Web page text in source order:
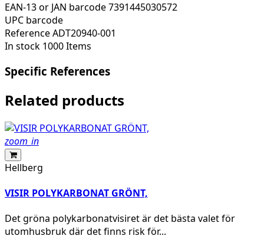
EAN-13 or JAN barcode7391445030572
UPC barcode
ReferenceADT20940-001
In stock 1000 Items
Specific References
Related products
zoom_in
Hellberg
VISIR POLYKARBONAT GRÖNT,
Det gröna polykarbonatvisiret är det bästa valet för
utomhusbruk där det finns risk för...